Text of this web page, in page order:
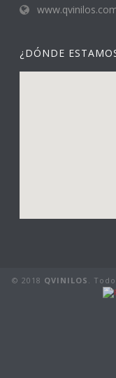
¿DÓNDE
© 2018 QVINILOS .